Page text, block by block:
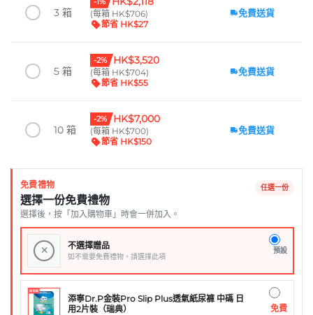
3 箱
(每箱 HK$706)
節省 HK$27
免費送貨
5 箱
-2% HK$3,520
(每箱 HK$704)
節省 HK$55
免費送貨
10 箱
-2% HK$7,000
(每箱 HK$700)
節省 HK$150
免費送貨
免費禮物
選擇一份免費禮物
選擇後，按「加入購物車」時會一併加入。
任選一份
× 不選擇贈品
如不需要免費禮物，請選擇此項
預設
添寧Dr.P金裝Pro Slip Plus透氣紙尿褲 中碼 日
用2片裝（瑞典）
免費